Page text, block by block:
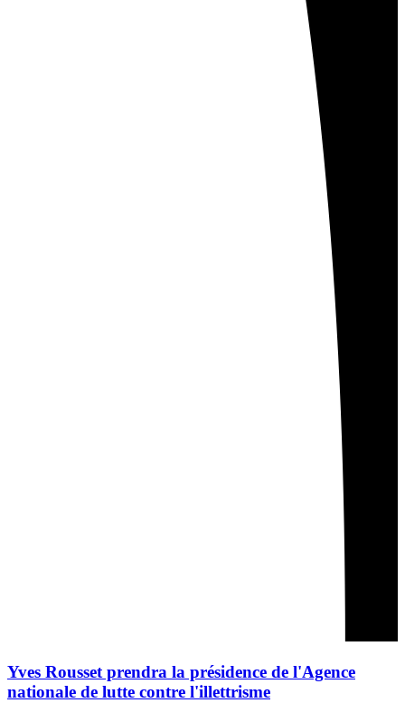
Yves Rousset prendra la présidence de l'Agence
nationale de lutte contre l'illettrisme